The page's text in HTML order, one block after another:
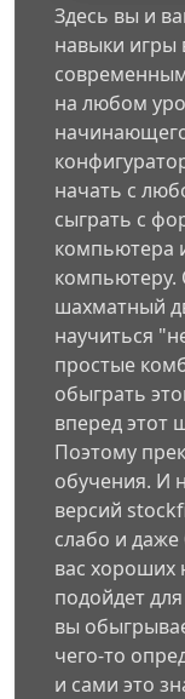
Здесь вы и
навыки игры
на любом
начать с
сыграть с
компьютера
компьютеру.
шахматный
научиться
простые
обыграть
вперед этот
Поэтому
обучения. И
версий
слабо и даже
вас хороших
подойдет
вы
чего-то
и сами это